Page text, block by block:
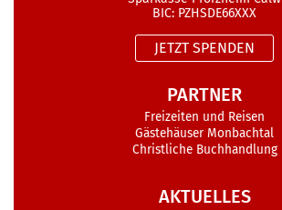
BIC: PZHSDE66XXX
JETZT SPENDEN
PARTNER
Freizeiten und Reisen
Gästehäuser Monbachtal
Christliche Buchhandlung
AKTUELLES